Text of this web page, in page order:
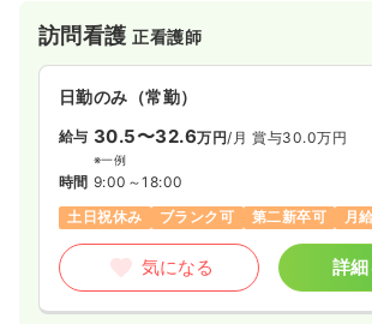
オペ室(手術室)正・准看護師
日勤のみ（常勤）
給与 20.8〜26.8万円/月 賞与2.4ヶ月
※一例
時間 8:30～17:30
年間休日126日
月給26万円以上可
気になる 詳
訪問看護正看護師
日勤のみ（常勤）
給与 30.5〜32.6万円/月 賞与30.0万円
※一例
時間 9:00～18:00
土日祝休み
ブランク可 第二新卒可 月
気になる 詳